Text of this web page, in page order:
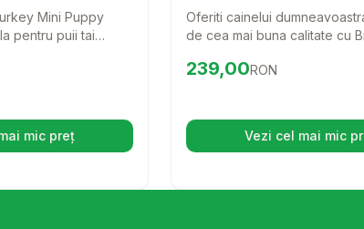
Mini Puppy
pentru puii tai
mancare
mic preț
(se deschide într-o filă nouă)
Oferiti cainelui
de cea mai buna calitate cu
delicioasa, bazata pe carne
digestie usoara si o blana
Preț: 239.00 RON
239,00RON
Vezi cel mai mic
(se